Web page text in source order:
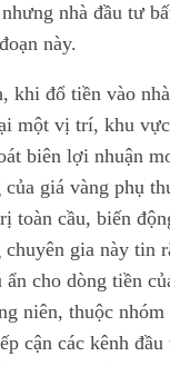
nhà đầu tư
này.
khi đổ tiền vào
một vị trí, khu
biên lợi nhuận
giá vàng phụ
toàn cầu, biến
gia này tin
ẩn cho dòng tiền
niên, thuộc
cận các kênh